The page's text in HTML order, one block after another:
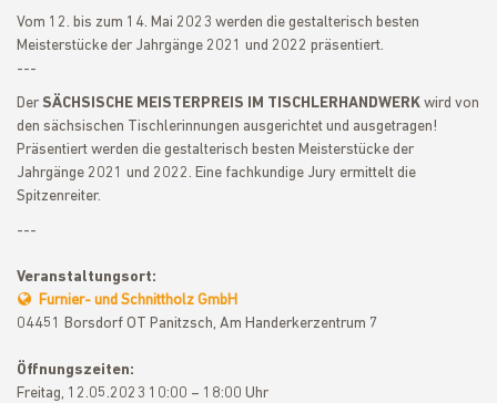
Vom 12. bis zum 14. Mai 2023 werden die gestalterisch besten
Meisterstücke der Jahrgänge 2021 und 2022 präsentiert.
---
Der SÄCHSISCHE MEISTERPREIS IM TISCHLERHANDWERK wird von
den sächsischen Tischlerinnungen ausgerichtet und ausgetragen!
Präsentiert werden die gestalterisch besten Meisterstücke der
Jahrgänge 2021 und 2022. Eine fachkundige Jury ermittelt die
Spitzenreiter.
---
Veranstaltungsort:
Furnier- und Schnittholz GmbH
04451 Borsdorf OT Panitzsch, Am Handerkerzentrum 7
Öffnungszeiten:
Freitag, 12.05.2023 10:00 – 18:00 Uhr